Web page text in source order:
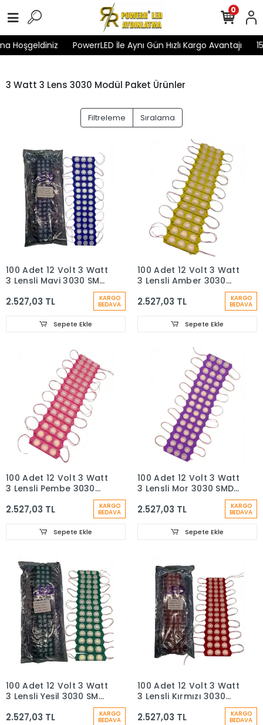
Hoşgeldiniz PowerrLED İle Aynı Gün Hızlı Kargo Avantajı
0
3 Watt 3 Lens 3030 Modül Paket Ürünler
Filtreleme Sıralama
100 Adet 12 Volt 3 Watt
3 Lensli Mavi 3030 SMD
Led Modül IP65 1 Paket
2.527,03 TL KARGO
BEDAVA
Sepete Ekle
100 Adet 12 Volt 3 Watt
3 Lensli Amber 3030
SMD Led Modül IP65 1
Paket
2.527,03 TL KARGO
BEDAVA
Sepete Ekle
100 Adet 12 Volt 3 Watt
3 Lensli Pembe 3030
SMD Led Modül IP65 1
Paket
2.527,03 TL KARGO
BEDAVA
Sepete Ekle
100 Adet 12 Volt 3 Watt
3 Lensli Mor 3030 SMD
Led Modül IP65 1 Paket
2.527,03 TL KARGO
BEDAVA
Sepete Ekle
100 Adet 12 Volt 3 Watt
3 Lensli Yeşil 3030 SMD
Led Modül IP65 1 Paket
2.527,03 TL KARGO
BEDAVA
100 Adet 12 Volt 3 Watt
3 Lensli Kırmızı 3030
SMD Led Modül IP65 1
Paket
2.527,03 TL KARGO
BEDAVA